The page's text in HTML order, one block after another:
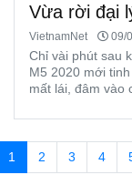
Vừa rời đại
VietnamNet 09/
Chỉ vài phút sau
M5 2020 mới
mất lái, đâm vào
1 2 3 4